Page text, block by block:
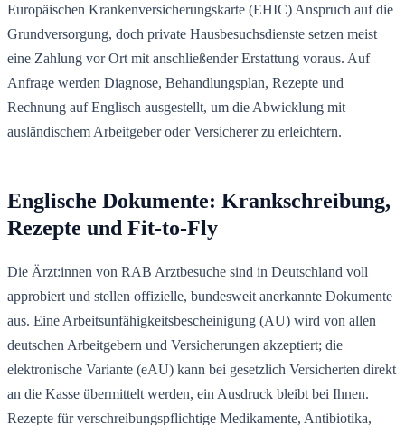
Europäischen Krankenversicherungskarte (EHIC) Anspruch auf die
Grundversorgung, doch private Hausbesuchsdienste setzen meist
eine Zahlung vor Ort mit anschließender Erstattung voraus. Auf
Anfrage werden Diagnose, Behandlungsplan, Rezepte und
Rechnung auf Englisch ausgestellt, um die Abwicklung mit
ausländischem Arbeitgeber oder Versicherer zu erleichtern.
Englische Dokumente: Krankschreibung,
Rezepte und Fit-to-Fly
Die Ärzt:innen von RAB Arztbesuche sind in Deutschland voll
approbiert und stellen offizielle, bundesweit anerkannte Dokumente
aus. Eine Arbeitsunfähigkeitsbescheinigung (AU) wird von allen
deutschen Arbeitgebern und Versicherungen akzeptiert; die
elektronische Variante (eAU) kann bei gesetzlich Versicherten direkt
an die Kasse übermittelt werden, ein Ausdruck bleibt bei Ihnen.
Rezepte für verschreibungspflichtige Medikamente, Antibiotika,